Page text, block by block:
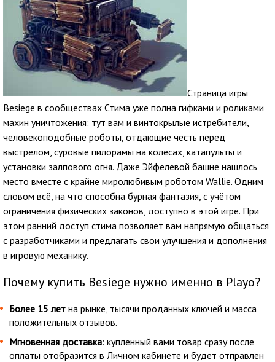
Страница игры
Besiege в сообществах Стима уже полна гифками и роликами
махин уничтожения: тут вам и винтокрылые истребители,
человекоподобные роботы, отдающие честь перед
выстрелом, суровые пилорамы на колесах, катапульты и
установки залпового огня. Даже Эйфелевой башне нашлось
место вместе с крайне миролюбивым роботом Wallie. Одним
словом всё, на что способна бурная фантазия, с учётом
ограничения физических законов, доступно в этой игре. При
этом ранний доступ стима позволяет вам напрямую общаться
с разработчиками и предлагать свои улучшения и дополнения
в игровую механику.
Почему купить Besiege нужно именно в Playo?
Более 15 лет на рынке, тысячи проданных ключей и масса
положительных отзывов.
Мгновенная доставка: купленный вами товар сразу после
оплаты отобразится в Личном кабинете и будет отправлен